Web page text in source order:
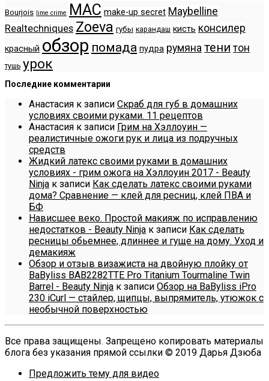
Bourjois lime crime MAC make-up secret Maybelline
Realtechniques Zoeva губы карандаш кисть консилер
красный обзор помада пудра румяна тени тон
тушь урок
Последние комментарии
Анастасия к записи Скраб для губ в домашних
условиях своими руками. 11 рецептов
Анастасия к записи Грим на Хэллоуин —
реалистичные ожоги рук и лица из подручных
средств
Жидкий латекс своими руками в домашних
условиях - грим ожога на Хэллоуин 2017 - Beauty
Ninja к записи Как сделать латекс своими руками
дома? Сравнение — клей для ресниц, клей ПВА и
БФ
Нависшее веко. Простой макияж по исправлению
недостатков - Beauty Ninja к записи Как сделать
ресницы обьемнее, длиннее и гуще на дому. Уход и
демакияж
Обзор и отзыв визажиста на двойную плойку от
BaByliss BAB2282TTE Pro Titanium Tourmaline Twin
Barrel - Beauty Ninja к записи Обзор на BaByliss iPro
230 iCurl — стайлер, щипцы, выпрямитель, утюжок с
необычной поверхностью
Все права защищены. Запрещено копировать материалы
блога без указания прямой ссылки © 2019 Дарья Дзюба
Предложить тему для видео